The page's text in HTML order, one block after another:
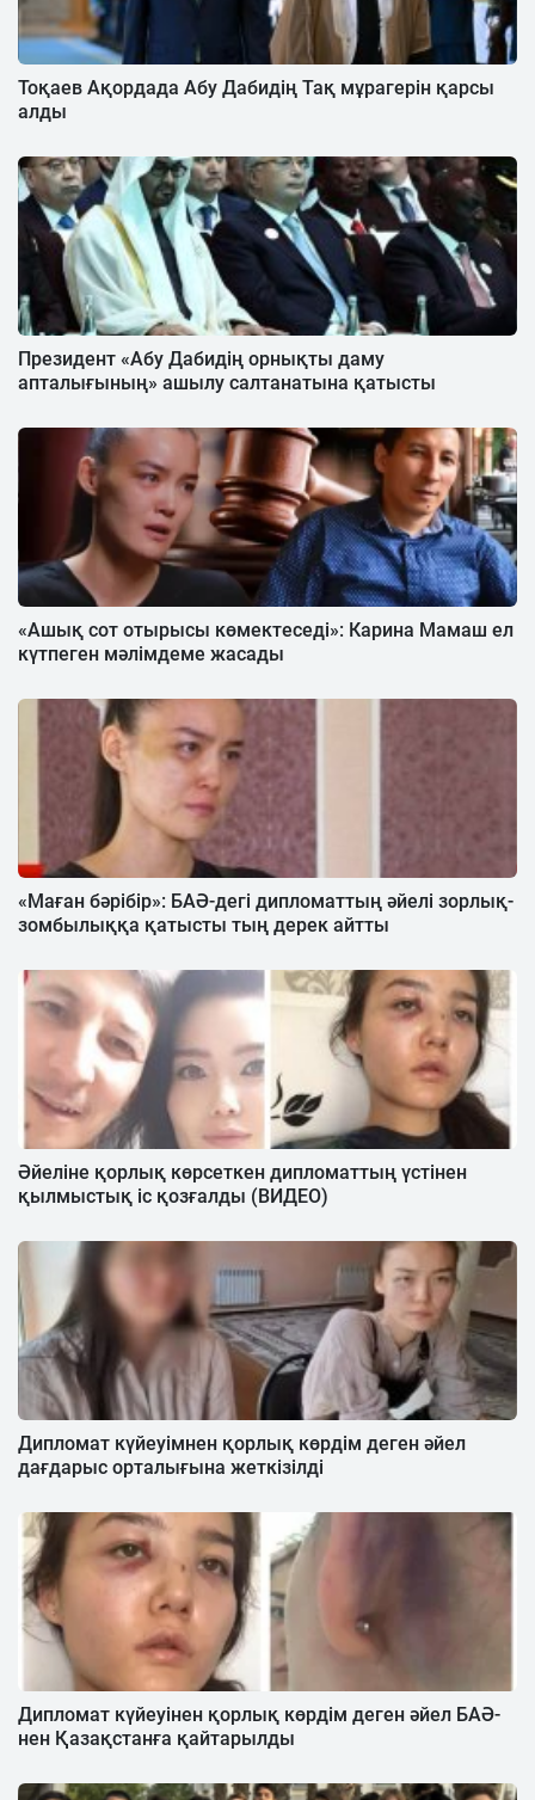
Тоқаев Ақордада Абу Дабидің Тақ мұрагерін қарсы
алды
Президент «Абу Дабидің орнықты даму
апталығының» ашылу салтанатына қатысты
«Ашық сот отырысы көмектеседі»: Карина Мамаш ел
күтпеген мәлімдеме жасады
«Маған бәрібір»: БАӘ-дегі дипломаттың әйелі зорлық-
зомбылыққа қатысты тың дерек айтты
Әйеліне қорлық көрсеткен дипломаттың үстінен
қылмыстық іс қозғалды (ВИДЕО)
Дипломат күйеуімнен қорлық көрдім деген әйел
дағдарыс орталығына жеткізілді
Дипломат күйеуінен қорлық көрдім деген әйел БАӘ-
нен Қазақстанға қайтарылды